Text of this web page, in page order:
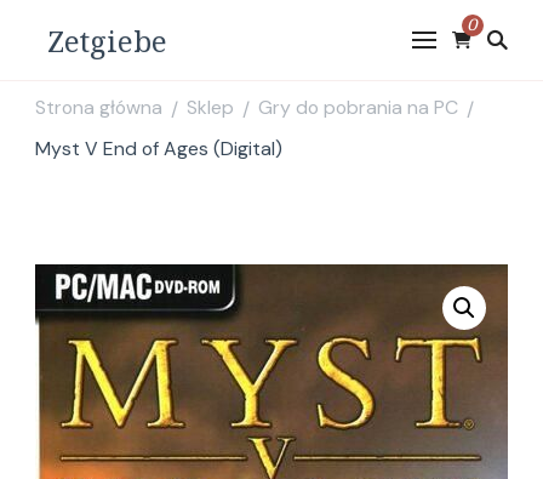
Zetgiebe 0
Strona główna / Sklep / Gry do pobrania na PC /
Myst V End of Ages (Digital)